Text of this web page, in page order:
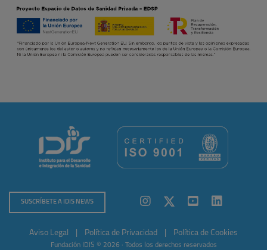
SUSCRÍBETE A IDIS NEWS
Aviso Legal Política de Privacidad Política de Cookies
Fundación IDIS © 2026 · Todos los derechos reservados